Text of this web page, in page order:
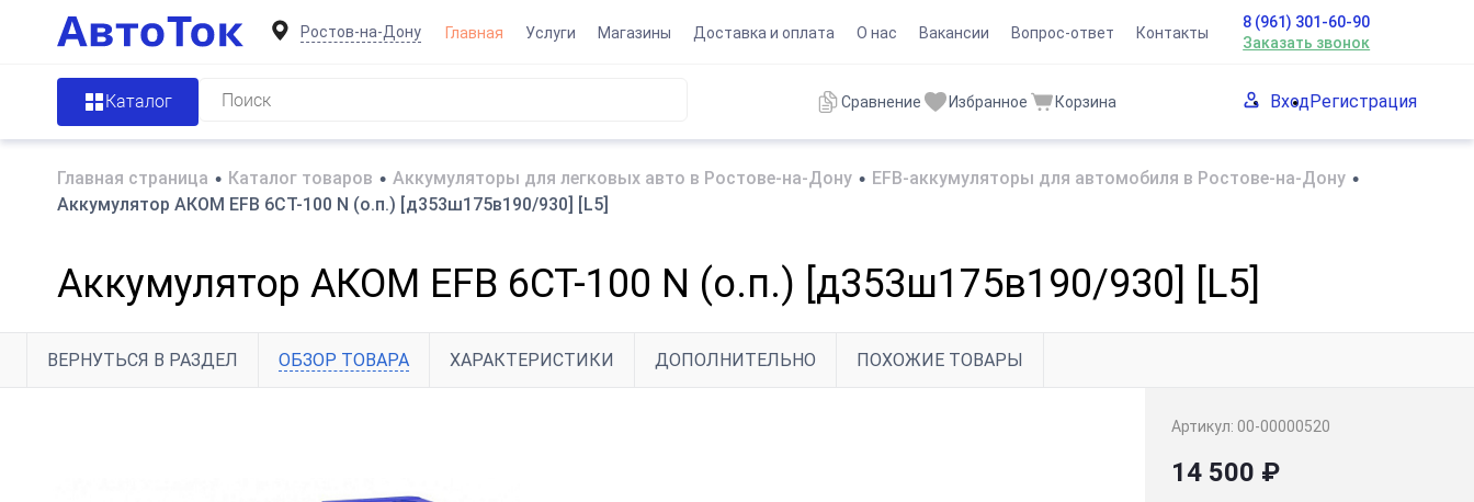
Ростов-на-Дону Главная Услуги Магазины Доставка и оплата О нас Вакансии Вопрос-ответ Контакты
8 (961) 301-60-90
Заказать звонок
Каталог Сравнение Избранное Корзина ВходРегистрация
Главная страница • Каталог товаров • Аккумуляторы для легковых авто в Ростове-на-Дону • EFB-аккумуляторы для автомобиля в Ростове-на-Дону •
Аккумулятор АКОМ EFB 6СТ-100 N (о.п.) [д353ш175в190/930] [L5]
Аккумулятор АКОМ EFB 6СТ-100 N (о.п.) [д353ш175в190/930] [L5]
ВЕРНУТЬСЯ В РАЗДЕЛ ОБЗОР ТОВАРА ХАРАКТЕРИСТИКИ ДОПОЛНИТЕЛЬНО ПОХОЖИЕ ТОВАРЫ
Артикул: 00-00000520
14 500 ₽